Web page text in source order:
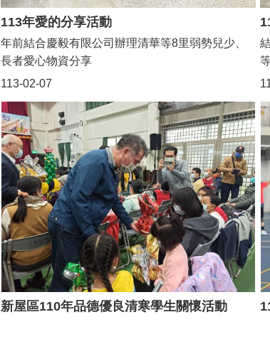
113年愛的分享活動
113-02-07
年前結合慶毅有限公司辦理清華等8里弱勢兒少、
長者愛心物資分享
新屋區110年品德優良清寒學生關懷活動